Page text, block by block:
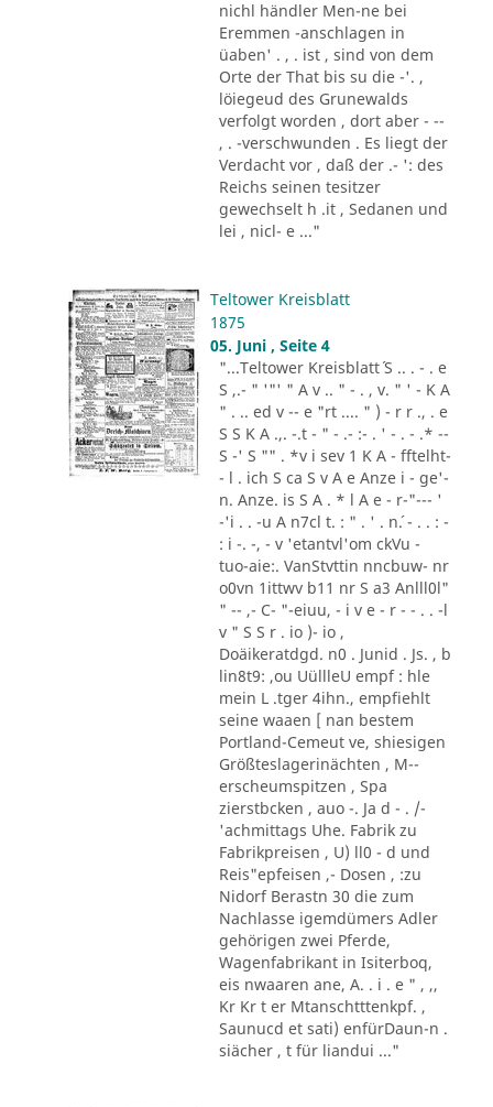
nichl händler Men-ne bei
Eremmen -anschlagen in
üaben' . , . ist , sind von dem
Orte der That bis su die -'. ,
löiegeud des Grunewalds
verfolgt worden , dort aber - --
, . -verschwunden . Es liegt der
Verdacht vor , daß der .- ': des
Reichs seinen tesitzer
gewechselt h .it , Sedanen und
lei , nicl- e ..."
Teltower Kreisblatt
1875
05. Juni , Seite 4
"...Teltower Kreisblatt´ S .. . - . e
S ,.- " '"' " A v .. " - . , v. " ' - K A
" . .. ed v -- e "rt .... " ) - r r ., . e
S S K A .,. -.t - " - .- :- . ' - . - .* --
S -' S "" . *v i sev 1 K A - fftelht-
- l . ich S ca S v A e Anze i - ge'-
n. Anze. is S A . * l A e - r-"--- '
-'i . . -u A n7cl t. : " . ' . n´. - . . : -
: i -. -, - v 'etantvl'om ckVu -
tuo-aie:. VanStvttin nncbuw- nr
o0vn 1ittwv b11 nr S a3 Anlll0l"
" -- ,- C- "-eiuu, - i v e - r - - . . -l
v " S S r . io )- io ,
Doäikeratdgd. n0 . Junid . Js. , b
lin8t9: ,ou UüllleU empf : hle
mein L .tger 4ihn., empfiehlt
seine waaen [ nan bestem
Portland-Cemeut ve, shiesigen
Größteslagerinächten , M--
erscheumspitzen , Spa
zierstbcken , auo -. Ja d - . /-
'achmittags Uhe. Fabrik zu
Fabrikpreisen , U) ll0 - d und
Reis"epfeisen ,- Dosen , :zu
Nidorf Berastn 30 die zum
Nachlasse igemdümers Adler
gehörigen zwei Pferde,
Wagenfabrikant in Isiterboq,
eis nwaaren ane, A. . i . e " , ,,
Kr Kr t er Mtanschtttenkpf. ,
Saunucd et sati) enfürDaun-n .
siächer , t für liandui ..."